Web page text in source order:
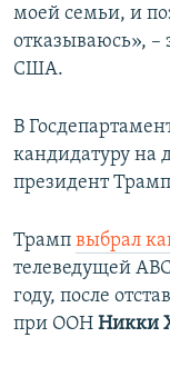
моей семьи, и
отказываюсь», –
США.
В
кандидатуру на
президент
Трамп выбрал
телеведущей
году, после
при ООН Никки